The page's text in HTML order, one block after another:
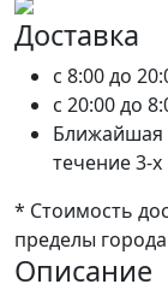
Доставка
c 8:00 до
c 20:00 до
Ближайшая
течение 3-х
* Стоимость
пределы
Описание